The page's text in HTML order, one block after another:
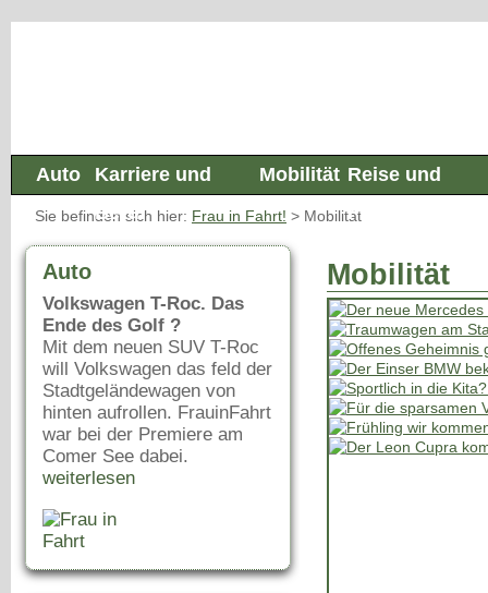
Auto
Karriere und
Beruf
Mobilität Reise und
Freizeit
Sie befinden sich hier: Frau in Fahrt! > Mobilität
Mobilität
Auto
Volkswagen T-Roc. Das
Ende des Golf ?
Mit dem neuen SUV T-Roc
will Volkswagen das feld der
Stadtgeländewagen von
hinten aufrollen. FrauinFahrt
war bei der Premiere am
Comer See dabei.
weiterlesen